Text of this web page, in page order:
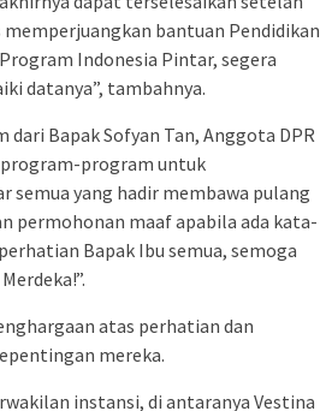
bantuan Pendidikan
Indonesia Pintar, segera
datanya”, tambahnya.
Bapak Sofyan Tan, Anggota DPR
program untuk
semua yang hadir membawa pulang
permohonan maaf apabila ada kata-
Bapak Ibu semua, semoga
atas perhatian dan
mereka.
instansi, di antaranya Vestina